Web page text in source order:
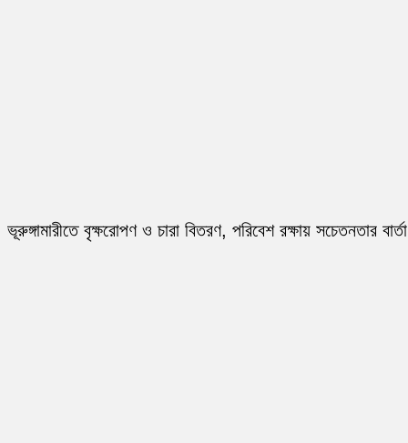
ভূরুঙ্গামারীতে বৃক্ষরোপণ ও চারা বিতরণ, পরিবেশ রক্ষায় সচেতনতার বার্তা